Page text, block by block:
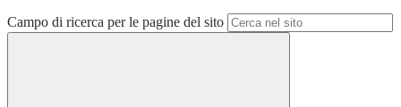
Campo di ricerca per le pagine del sito